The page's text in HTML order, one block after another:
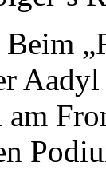
Beim
am